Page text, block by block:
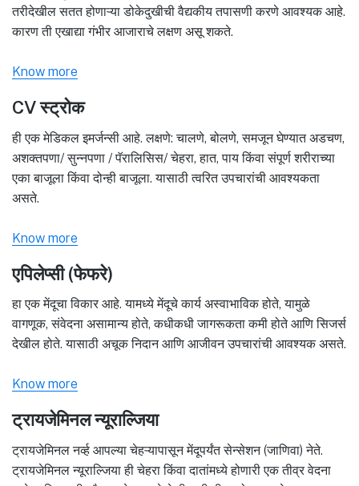
तरीदेखील सतत होणाऱ्या डोकेदुखीची वैद्यकीय तपासणी करणे आवश्यक आहे.
कारण ती एखाद्या गंभीर आजाराचे लक्षण असू शकते.
Know more
CV स्ट्रोक
ही एक मेडिकल इमर्जन्सी आहे. लक्षणे: चालणे, बोलणे, समजून घेण्यात अडचण,
अशक्तपणा/ सुन्नपणा / पॅरालिसिस/ चेहरा, हात, पाय किंवा संपूर्ण शरीराच्या
एका बाजूला किंवा दोन्ही बाजूला. यासाठी त्वरित उपचारांची आवश्यकता
असते.
Know more
एपिलेप्सी (फेफरे)
हा एक मेंदूचा विकार आहे. यामध्ये मेंदूचे कार्य अस्वाभाविक होते, यामुळे
वागणूक, संवेदना असामान्य होते, कधीकधी जागरूकता कमी होते आणि सिजर्स
देखील होते. यासाठी अचूक निदान आणि आजीवन उपचारांची आवश्यक असते.
Know more
ट्रायजेमिनल न्यूराल्जिया
ट्रायजेमिनल नर्व्ह आपल्या चेहऱ्यापासून मेंदूपर्यंत सेन्सेशन (जाणिवा) नेते.
ट्रायजेमिनल न्यूराल्जिया ही चेहरा किंवा दातांमध्ये होणारी एक तीव्र वेदना